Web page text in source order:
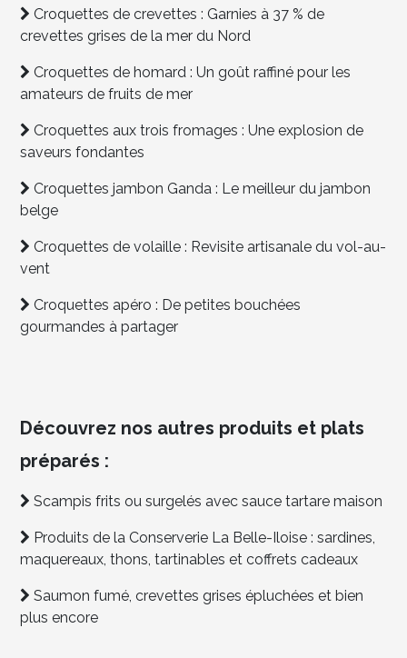
Croquettes de crevettes : Garnies à 37 % de
crevettes grises de la mer du Nord
Croquettes de homard : Un goût raffiné pour les
amateurs de fruits de mer
Croquettes aux trois fromages : Une explosion de
saveurs fondantes
Croquettes jambon Ganda : Le meilleur du jambon
belge
Croquettes de volaille : Revisite artisanale du vol-au-
vent
Croquettes apéro : De petites bouchées
gourmandes à partager
Découvrez nos autres produits et plats
préparés :
Scampis frits ou surgelés avec sauce tartare maison
Produits de la Conserverie La Belle-Iloise : sardines,
maquereaux, thons, tartinables et coffrets cadeaux
Saumon fumé, crevettes grises épluchées et bien
plus encore